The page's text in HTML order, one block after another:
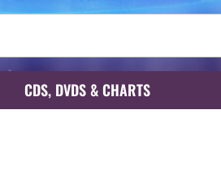
CDS, DVDS & CHARTS